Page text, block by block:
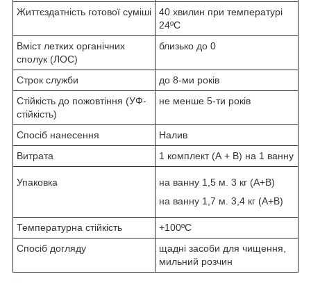
Життєздатність готової суміші
40 хвилин при температурі
24ºC
Вміст летких органічних
сполук (ЛОС)
близько до 0
Строк служби
до 8-ми років
Стійкість до пожовтіння (УФ-
стійкість)
не менше 5-ти років
Спосіб нанесення
Налив
Витрата
1 комплект (А + B) на 1 ванну
Упаковка
на ванну 1,5 м. 3 кг (А+B)
на ванну 1,7 м. 3,4 кг (A+B)
Температурна стійкість
+100ºC
Спосіб догляду
щадні засоби для чищення,
мильний розчин